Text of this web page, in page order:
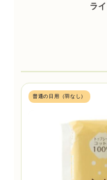
ラ
普通の日用（羽なし）